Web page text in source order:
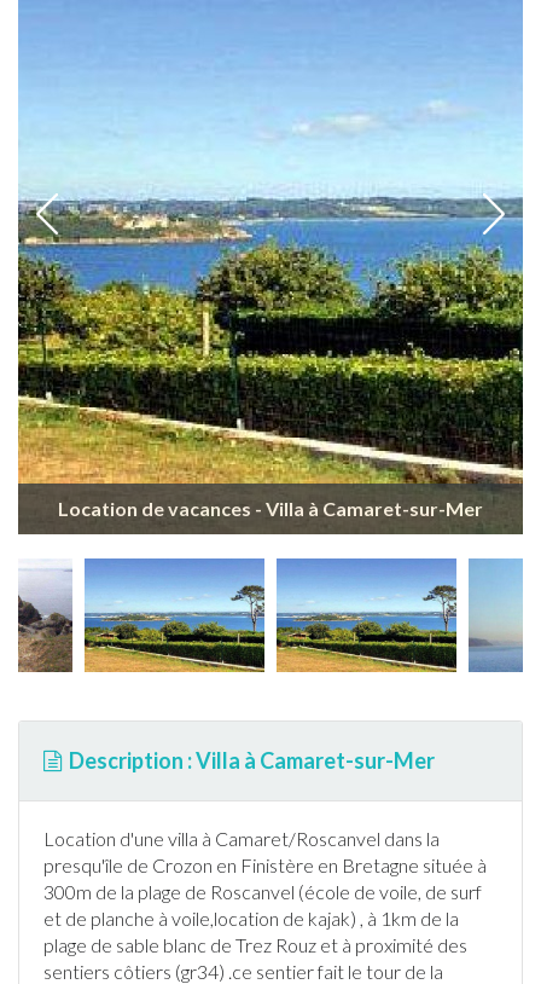
Location de vacances - Villa à Camaret-sur-Mer
Description : Villa à Camaret-sur-Mer
Location d'une villa à Camaret/Roscanvel dans la
presqu'île de Crozon en Finistère en Bretagne située à
300m de la plage de Roscanvel (école de voile, de surf
et de planche à voile,location de kajak) , à 1km de la
plage de sable blanc de Trez Rouz et à proximité des
sentiers côtiers (gr34) .ce sentier fait le tour de la